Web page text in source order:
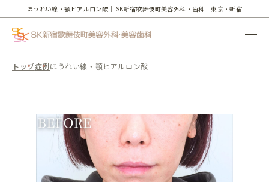
ほうれい線・顎ヒアルロン酸｜ SK新宿歌舞伎町美容外科・歯科｜東京・新宿
トップ症例ほうれい線・顎ヒアルロン酸